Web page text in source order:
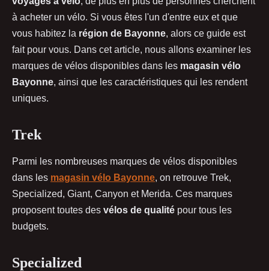
à acheter un vélo. Si vous êtes l'un d'entre eux et que
vous habitez la région de Bayonne, alors ce guide est
fait pour vous. Dans cet article, nous allons examiner les
marques de vélos disponibles dans les magasin vélo
Bayonne, ainsi que les caractéristiques qui les rendent
uniques.
Trek
Parmi les nombreuses marques de vélos disponibles
dans les magasin vélo Bayonne, on retrouve Trek,
Specialized, Giant, Canyon et Merida. Ces marques
proposent toutes des vélos de qualité pour tous les
budgets.
Specialized